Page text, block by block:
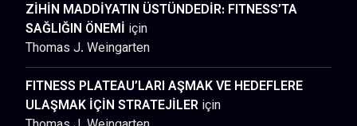
ZİHİN MADDİYATIN ÜSTÜNDEDİR: FITNESS’TA
SAĞLIĞIN ÖNEMİ için
Thomas J. Weingarten
FITNESS PLATEAU’LARI AŞMAK VE HEDEFLERE
ULAŞMAK İÇİN STRATEJİLER için